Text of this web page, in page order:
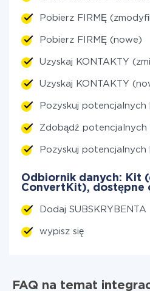
Pobierz FIRMĘ
Pobierz FIRMĘ (nowe)
Uzyskaj KONTAKTY
Uzyskaj KONTAKTY
Pozyskuj potencjalnych
Zdobądź
Pozyskuj
Odbiornik danych: Kit
ConvertKit), dostępne
Dodaj SUBSKRYBENTA
wypisz się
FAQ na temat